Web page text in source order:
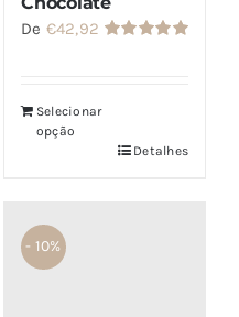
De €42,92
Selecionar
opção
Detalhes
- 10%